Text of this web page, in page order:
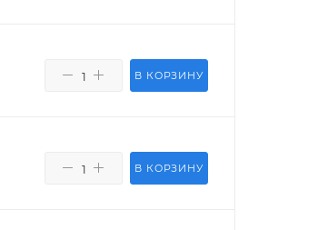
В КОРЗИНУ
В КОРЗИНУ